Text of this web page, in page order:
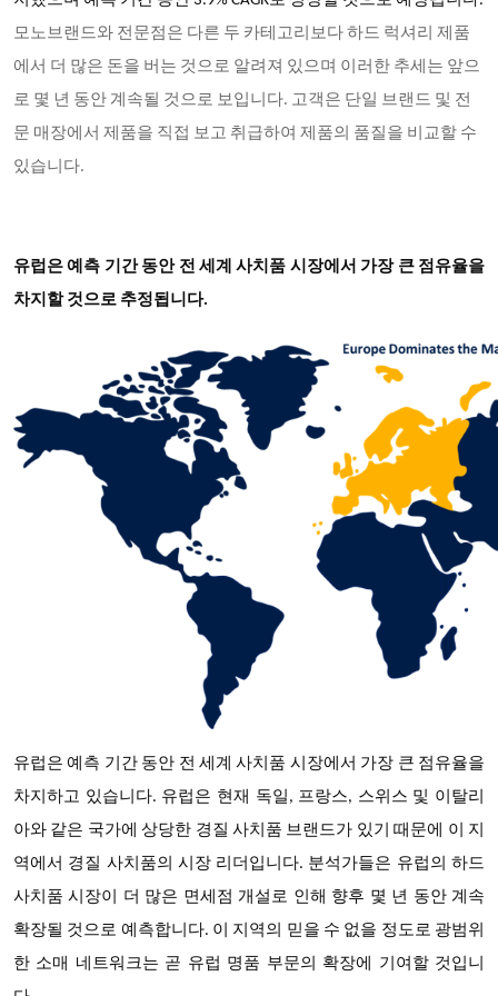
모노브랜드와 전문점은 다른 두 카테고리보다 하드 럭셔리 제품
에서 더 많은 돈을 버는 것으로 알려져 있으며 이러한 추세는 앞으
로 몇 년 동안 계속될 것으로 보입니다. 고객은 단일 브랜드 및 전
문 매장에서 제품을 직접 보고 취급하여 제품의 품질을 비교할 수
있습니다.
유럽은 예측 기간 동안 전 세계 사치품 시장에서 가장 큰 점유율을
차지할 것으로 추정됩니다.
유럽은 예측 기간 동안 전 세계 사치품 시장에서 가장 큰 점유율을
차지하고 있습니다. 유럽은 현재 독일, 프랑스, 스위스 및 이탈리
아와 같은 국가에 상당한 경질 사치품 브랜드가 있기 때문에 이 지
역에서 경질 사치품의 시장 리더입니다. 분석가들은 유럽의 하드
사치품 시장이 더 많은 면세점 개설로 인해 향후 몇 년 동안 계속
확장될 것으로 예측합니다. 이 지역의 믿을 수 없을 정도로 광범위
한 소매 네트워크는 곧 유럽 명품 부문의 확장에 기여할 것입니